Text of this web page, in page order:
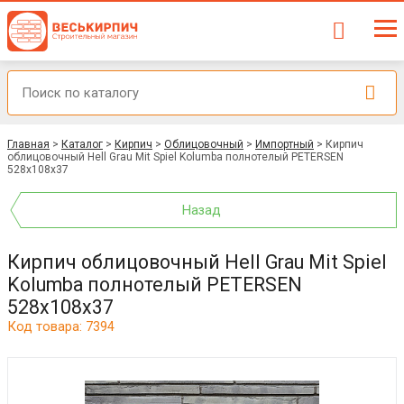
Главная > Каталог > Кирпич > Облицовочный > Импортный > Кирпич
облицовочный Hell Grau Mit Spiel Kolumba полнотелый PETERSEN
528x108x37
Назад
Кирпич облицовочный Hell Grau Mit Spiel
Kolumba полнотелый PETERSEN
528x108x37
Код товара: 7394